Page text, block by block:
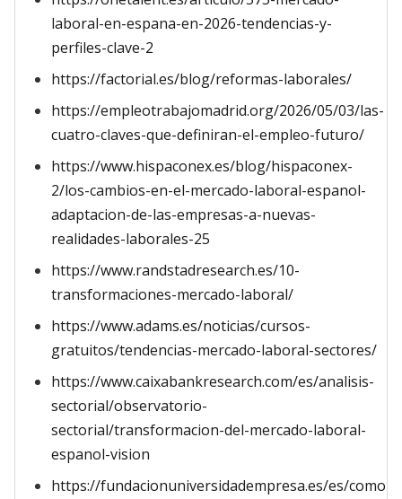
laboral-en-espana-en-2026-tendencias-y-
perfiles-clave-2
https://factorial.es/blog/reformas-laborales/
https://empleotrabajomadrid.org/2026/05/03/las-
cuatro-claves-que-definiran-el-empleo-futuro/
https://www.hispaconex.es/blog/hispaconex-
2/los-cambios-en-el-mercado-laboral-espanol-
adaptacion-de-las-empresas-a-nuevas-
realidades-laborales-25
https://www.randstadresearch.es/10-
transformaciones-mercado-laboral/
https://www.adams.es/noticias/cursos-
gratuitos/tendencias-mercado-laboral-sectores/
https://www.caixabankresearch.com/es/analisis-
sectorial/observatorio-
sectorial/transformacion-del-mercado-laboral-
espanol-vision
https://fundacionuniversidadempresa.es/es/como-